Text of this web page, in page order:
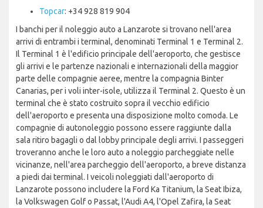
Topcar: +34 928 819 904
I banchi per il noleggio auto a Lanzarote si trovano nell'area
arrivi di entrambi i terminal, denominati Terminal 1 e Terminal 2.
Il Terminal 1 è l'edificio principale dell'aeroporto, che gestisce
gli arrivi e le partenze nazionali e internazionali della maggior
parte delle compagnie aeree, mentre la compagnia Binter
Canarias, per i voli inter-isole, utilizza il Terminal 2. Questo è un
terminal che è stato costruito sopra il vecchio edificio
dell'aeroporto e presenta una disposizione molto comoda. Le
compagnie di autonoleggio possono essere raggiunte dalla
sala ritiro bagagli o dal lobby principale degli arrivi. I passeggeri
troveranno anche le loro auto a noleggio parcheggiate nelle
vicinanze, nell'area parcheggio dell'aeroporto, a breve distanza
a piedi dai terminal. I veicoli noleggiati dall'aeroporto di
Lanzarote possono includere la Ford Ka Titanium, la Seat Ibiza,
la Volkswagen Golf o Passat, l'Audi A4, l'Opel Zafira, la Seat